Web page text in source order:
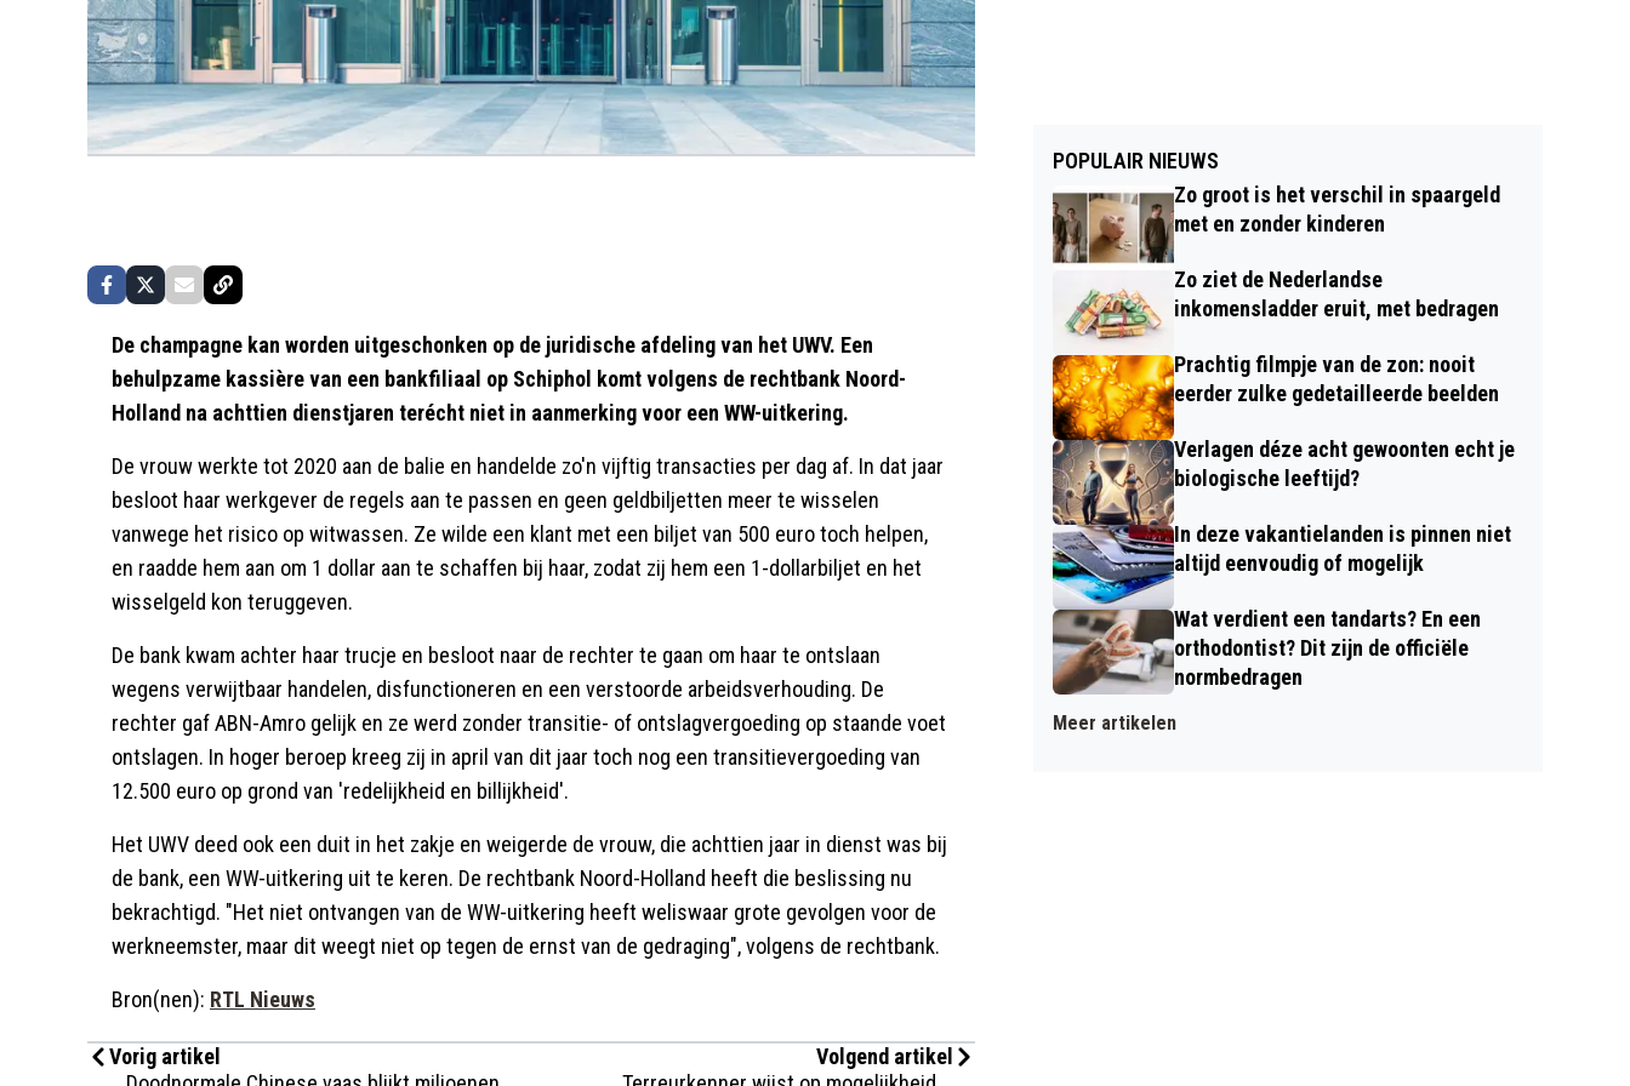
De champagne kan worden uitgeschonken op de juridische afdeling van het UWV. Een
behulpzame kassière van een bankfiliaal op Schiphol komt volgens de rechtbank Noord-
Holland na achttien dienstjaren terécht niet in aanmerking voor een WW-uitkering.
De vrouw werkte tot 2020 aan de balie en handelde zo'n vijftig transacties per dag af. In dat jaar
besloot haar werkgever de regels aan te passen en geen geldbiljetten meer te wisselen
vanwege het risico op witwassen. Ze wilde een klant met een biljet van 500 euro toch helpen,
en raadde hem aan om 1 dollar aan te schaffen bij haar, zodat zij hem een 1-dollarbiljet en het
wisselgeld kon teruggeven.
De bank kwam achter haar trucje en besloot naar de rechter te gaan om haar te ontslaan
wegens verwijtbaar handelen, disfunctioneren en een verstoorde arbeidsverhouding. De
rechter gaf ABN-Amro gelijk en ze werd zonder transitie- of ontslagvergoeding op staande voet
ontslagen. In hoger beroep kreeg zij in april van dit jaar toch nog een transitievergoeding van
12.500 euro op grond van 'redelijkheid en billijkheid'.
Het UWV deed ook een duit in het zakje en weigerde de vrouw, die achttien jaar in dienst was bij
de bank, een WW-uitkering uit te keren. De rechtbank Noord-Holland heeft die beslissing nu
bekrachtigd. "Het niet ontvangen van de WW-uitkering heeft weliswaar grote gevolgen voor de
werkneemster, maar dit weegt niet op tegen de ernst van de gedraging", volgens de rechtbank.
Bron(nen): RTL Nieuws
Vorig artikel
Volgend artikel
POPULAIR NIEUWS
Zo groot is het verschil in spaargeld
met en zonder kinderen
Zo ziet de Nederlandse
inkomensladder eruit, met bedragen
Prachtig filmpje van de zon: nooit
eerder zulke gedetailleerde beelden
Verlagen déze acht gewoonten echt je
biologische leeftijd?
In deze vakantielanden is pinnen niet
altijd eenvoudig of mogelijk
Wat verdient een tandarts? En een
orthodontist? Dit zijn de officiële
normbedragen
Meer artikelen